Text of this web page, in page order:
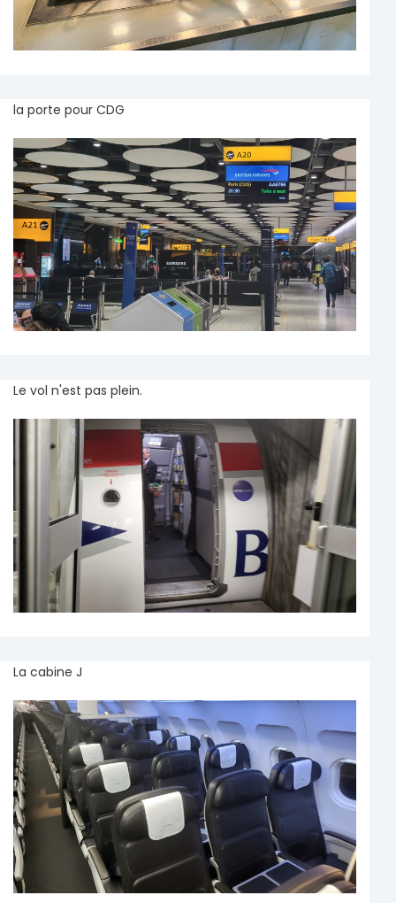
la porte pour CDG
Le vol n'est pas plein.
La cabine J